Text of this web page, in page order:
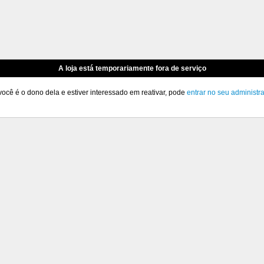
A loja está temporariamente fora de serviço
é o dono dela e estiver interessado em reativar, pode entrar no seu